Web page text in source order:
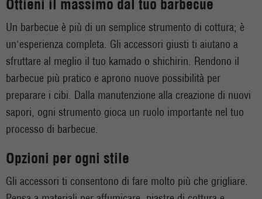
Ottieni il massimo dal tuo barbecue
Un barbecue è più di un semplice strumento di cottura; è
un'esperienza completa. Gli accessori giusti ti aiutano a
sfruttare al meglio il tuo kamado o shichirin. Rendono il
barbecue più pratico e aprono nuove possibilità per
preparare i cibi. Dalla manutenzione alla creazione di nuovi
sapori, ogni strumento gioca un ruolo importante nel tuo
processo di barbecue.
Opzioni per ogni stile
Gli accessori ti consentono di fare molto più che grigliare.